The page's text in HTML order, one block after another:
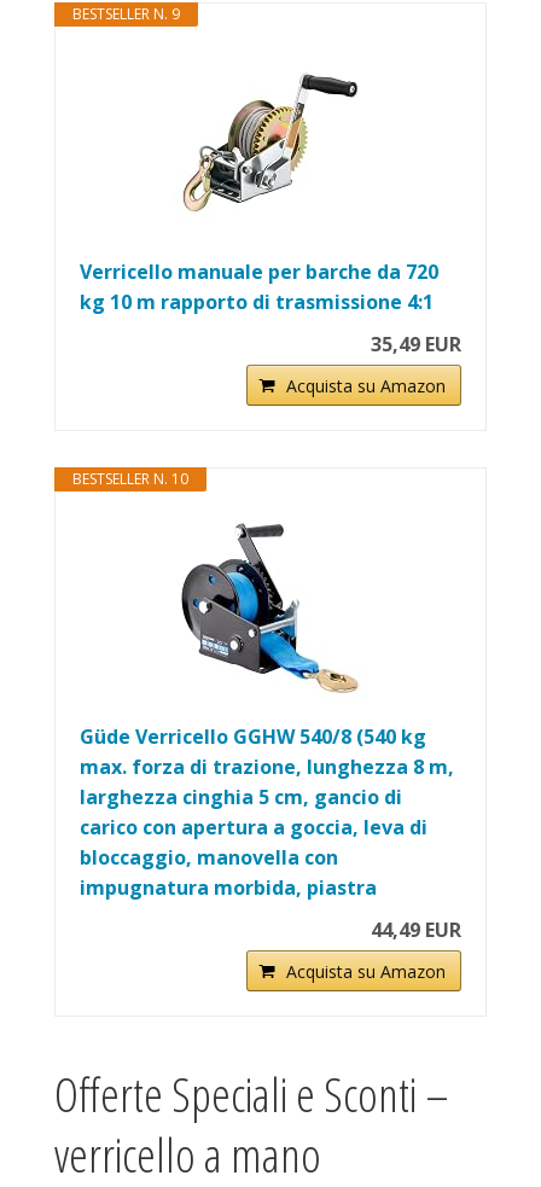
BESTSELLER N. 9
Verricello manuale per barche da 720
kg 10 m rapporto di trasmissione 4:1
35,49 EUR
Acquista su Amazon
BESTSELLER N. 10
Güde Verricello GGHW 540/8 (540 kg
max. forza di trazione, lunghezza 8 m,
larghezza cinghia 5 cm, gancio di
carico con apertura a goccia, leva di
bloccaggio, manovella con
impugnatura morbida, piastra
44,49 EUR
Acquista su Amazon
Offerte Speciali e Sconti –
verricello a mano